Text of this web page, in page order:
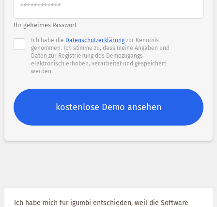
Ihr geheimes Passwort
Ich habe die Datenschutzerklärung zur Kenntnis
genommen. Ich stimme zu, dass meine Angaben und
Daten zur Registrierung des Demozugangs
elektronisch erhoben, verarbeitet und gespeichert
werden.
Ich habe mich für igumbi entschieden, weil die Software